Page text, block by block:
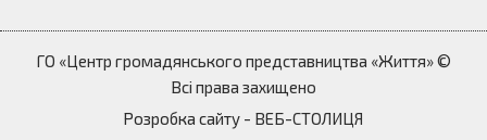
ГО «Центр громадянського представництва «Життя» ©
Всі права захищено
Розробка сайту - ВЕБ-СТОЛИЦЯ